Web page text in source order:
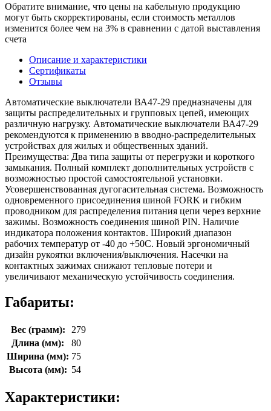
Обратите внимание, что цены на кабельную продукцию
могут быть скорректированы, если стоимость металлов
изменится более чем на 3% в сравнении с датой выставления
счета
Описание и характеристики
Сертификаты
Отзывы
Автоматические выключатели ВА47-29 предназначены для
защиты распределительных и групповых цепей, имеющих
различную нагрузку. Автоматические выключатели ВА47-29
рекомендуются к применению в вводно-распределительных
устройствах для жилых и общественных зданий.
Преимущества: Два типа защиты от перегрузки и короткого
замыкания. Полный комплект дополнительных устройств с
возможностью простой самостоятельной установки.
Усовершенствованная дугогасительная система. Возможность
одновременного присоединения шиной FORK и гибким
проводником для распределения питания цепи через верхние
зажимы. Возможность соединения шиной PIN. Наличие
индикатора положения контактов. Широкий диапазон
рабочих температур от -40 до +50С. Новый эргономичный
дизайн рукоятки включения/выключения. Насечки на
контактных зажимах снижают тепловые потери и
увеличивают механическую устойчивость соединения.
Габариты:
Вес (грамм):
279
Длина (мм):
80
Ширина (мм): 75
Высота (мм): 54
Характеристики: